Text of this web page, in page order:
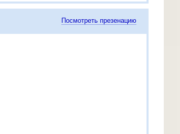
Посмотреть презенацию